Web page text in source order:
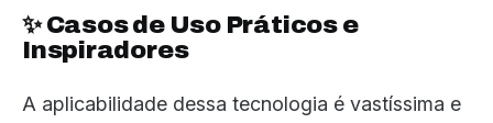
✨ Casos de Uso Práticos e
Inspiradores
A aplicabilidade dessa tecnologia é vastíssima e